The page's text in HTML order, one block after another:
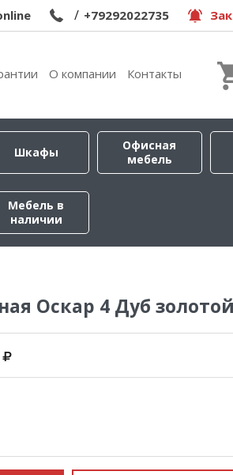
/ +79292022735
О компании Контакты
Шкафы
Офисная
мебель
Мебель в
наличии
Оскар 4 Дуб